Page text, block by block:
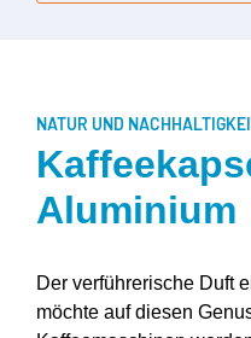
NATUR UND
Aluminium
Der verführerische Duft
möchte auf diesen